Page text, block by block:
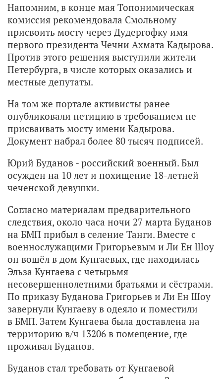
Напомним, в конце мая Топонимическая
комиссия рекомендовала Смольному
присвоить мосту через Дудергофку имя
первого президента Чечни Ахмата Кадырова.
Против этого решения выступили жители
Петербурга, в числе которых оказались и
местные депутаты.
На том же портале активисты ранее
опубликовали петицию в требованием не
присваивать мосту имени Кадырова.
Документ набрал более 80 тысяч подписей.
Юрий Буданов - российский военный. Был
осужден на 10 лет и похищение 18-летней
чеченской девушки.
Согласно материалам предварительного
следствия, около часа ночи 27 марта Буданов
на БМП прибыл в селение Танги. Вместе с
военнослужащими Григорьевым и Ли Ен Шоу
он вошёл в дом Кунгаевых, где находилась
Эльза Кунгаева с четырьмя
несовершеннолетними братьями и сёстрами.
По приказу Буданова Григорьев и Ли Ен Шоу
завернули Кунгаеву в одеяло и поместили
в БМП. Затем Кунгаева была доставлена на
территорию в/ч 13206 в помещение, где
проживал Буданов.
Буданов стал требовать от Кунгаевой